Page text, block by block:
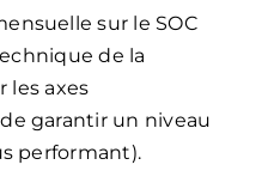
sur le SOC
de la
les axes
garantir un niveau
performant).